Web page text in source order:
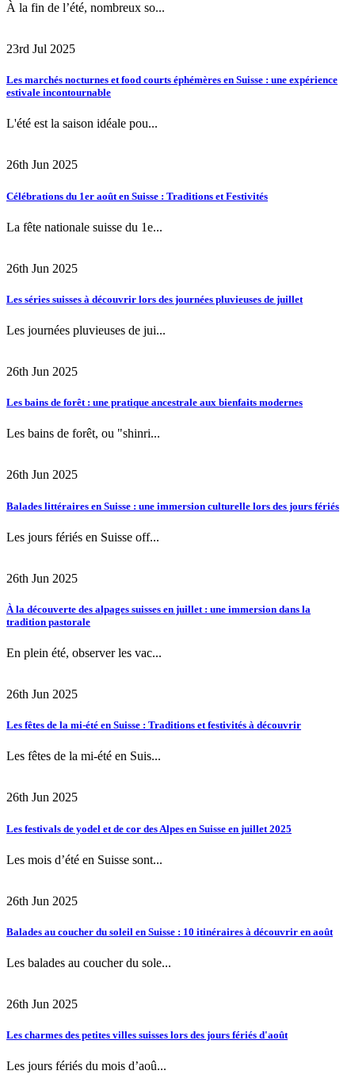
À la fin de l’été, nombreux so...
23rd Jul 2025
Les marchés nocturnes et food courts éphémères en Suisse : une expérience
estivale incontournable
L'été est la saison idéale pou...
26th Jun 2025
Célébrations du 1er août en Suisse : Traditions et Festivités
La fête nationale suisse du 1e...
26th Jun 2025
Les séries suisses à découvrir lors des journées pluvieuses de juillet
Les journées pluvieuses de jui...
26th Jun 2025
Les bains de forêt : une pratique ancestrale aux bienfaits modernes
Les bains de forêt, ou "shinri...
26th Jun 2025
Balades littéraires en Suisse : une immersion culturelle lors des jours fériés
Les jours fériés en Suisse off...
26th Jun 2025
À la découverte des alpages suisses en juillet : une immersion dans la
tradition pastorale
En plein été, observer les vac...
26th Jun 2025
Les fêtes de la mi-été en Suisse : Traditions et festivités à découvrir
Les fêtes de la mi-été en Suis...
26th Jun 2025
Les festivals de yodel et de cor des Alpes en Suisse en juillet 2025
Les mois d’été en Suisse sont...
26th Jun 2025
Balades au coucher du soleil en Suisse : 10 itinéraires à découvrir en août
Les balades au coucher du sole...
26th Jun 2025
Les charmes des petites villes suisses lors des jours fériés d'août
Les jours fériés du mois d’aoû...